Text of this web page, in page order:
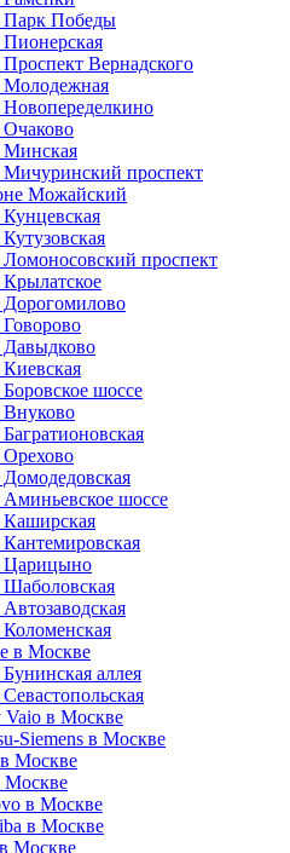
Парк Победы
Пионерская
Вернадского
Молодежная
Новопеределкино
Очаково
Минская
Мичуринский проспект
Можайский
проспект
Дорогомилово
Давыдково
шоссе
Внуково
Орехово
шоссе
Каширская
Царицыно
Шаболовская
в Москве
аллея
Vaio в Москве
Siemens в Москве
Москве
Москве
в Москве
в Москве
Москве